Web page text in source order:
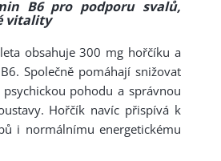
B6 pro podporu svalů,
vitality
obsahuje 300 mg hořčíku a
Společně pomáhají snižovat
pohodu a správnou
Hořčík navíc přispívá k
i normálnímu energetickému